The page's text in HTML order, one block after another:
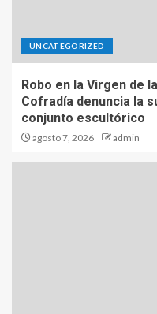
UNCATEGORIZED
Robo en la Virgen de
Cofradía denuncia la
conjunto escultórico
agosto 7, 2026 admin